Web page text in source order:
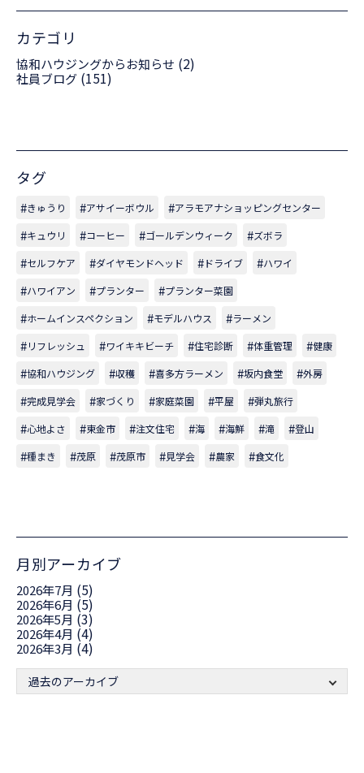
カテゴリ
協和ハウジングからお知らせ (2)
社員ブログ (151)
タグ
きゅうり アサイーボウル
アラモアナショッピングセンター
キュウリ
コーヒー ゴールデンウィーク
ズボラ
セルフケア
ダイヤモンドヘッド ドライブ
ハワイ
ハワイアン
プランター
プランター菜園
ホームインスペクション
モデルハウス
ラーメン
リフレッシュ
ワイキキビーチ 住宅診断 体重管理
健康
協和ハウジング
収穫 喜多方ラーメン 坂内食堂
外房
完成見学会
家づくり 家庭菜園 平屋
弾丸旅行
心地よさ
東金市 注文住宅 海 海鮮 滝
登山
種まき
茂原 茂原市 見学会 農家 食文化
月別アーカイブ
2026年7月 (5)
2026年6月 (5)
2026年5月 (3)
2026年4月 (4)
2026年3月 (4)
過去のアーカイブ